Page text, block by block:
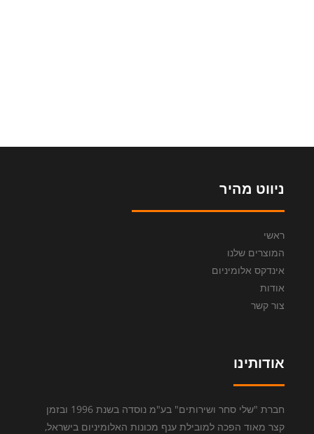
ניווט מהיר
ראשי
המוצרים שלנו
אינדקס אלומיניום
אודות
צור קשר
אודותינו
חברת "שלי סחר ושירותים" בע"מ נוסדה בשנת 1996 ובזמן
קצר מאוד הפכה למובילת ענף מכונות האלומיניום בישראל,